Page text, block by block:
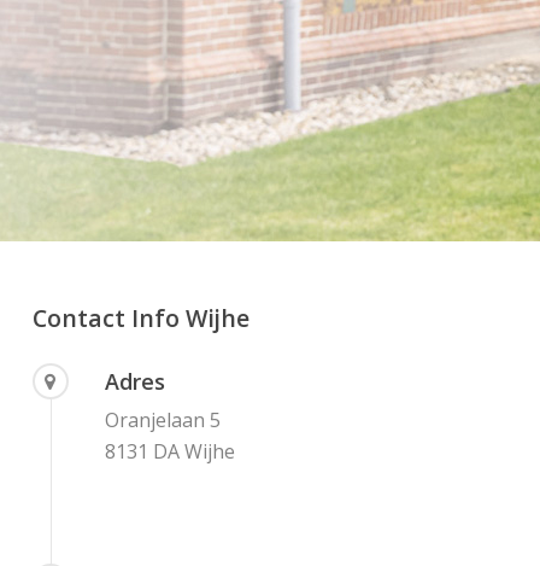
Contact Info Wijhe
Adres
Oranjelaan 5
8131 DA Wijhe